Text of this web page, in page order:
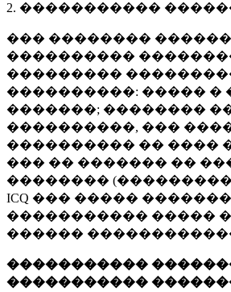
2. �����������
��� ��������
����������
���������
����������: ����� �
�������; ��������
����������, ���
���������� �� ����
��� �� ������� ��
��������
ICQ ��� �����
����������� �����
������
�����������
�����������